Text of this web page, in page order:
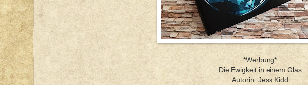
*Werbung*
Die Ewigkeit in einem Glas
Autorin: Jess Kidd